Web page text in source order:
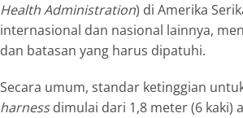
Health Administration) di Amerika
internasional dan nasional lainnya,
dan batasan yang harus dipatuhi.
Secara umum, standar ketinggian
harnessdimulai dari 1,8 meter (6 kaki)